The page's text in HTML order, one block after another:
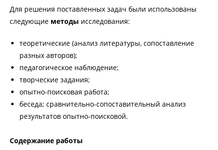
Для решения поставленных задач были использованы
следующие методы исследования:
теоретические (анализ литературы, сопоставление
разных авторов);
педагогическое наблюдение;
творческие задания;
опытно-поисковая работа;
беседа; сравнительно-сопоставительный анализ
результатов опытно-поисковой.
Содержание работы